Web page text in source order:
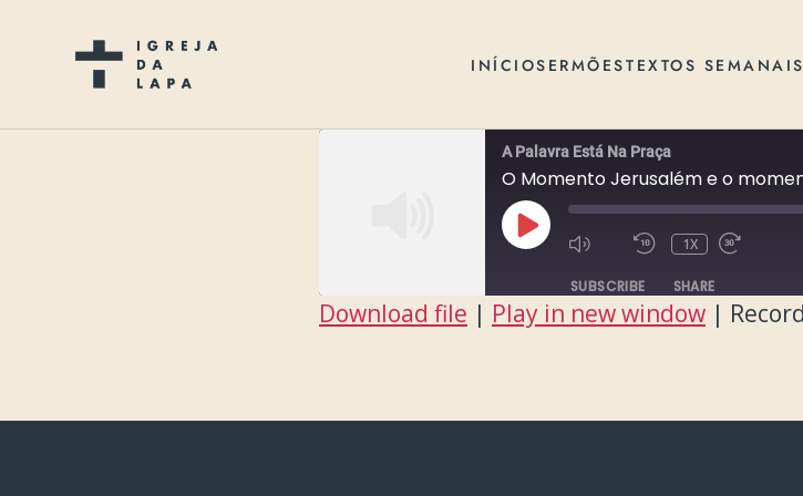
INÍCIOSERMÕESTEXTOS SEMANAIS
A Palavra Está Na Praça
O Momento Jerusalém e o
PLAY
EPISODE
1X
SUBSCRIBE SHARE
Download file | Play in new window |